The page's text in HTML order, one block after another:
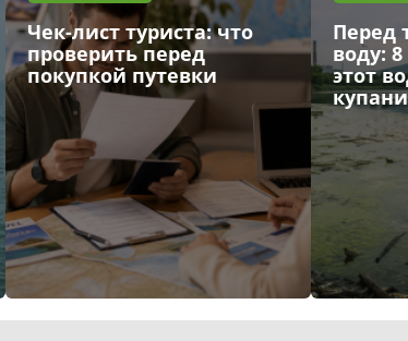
Чек-лист туриста: что
проверить перед
покупкой путевки
Перед
воду:
этот